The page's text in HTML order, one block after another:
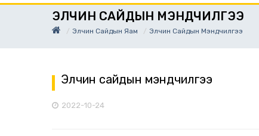
ЭЛЧИН САЙДЫН МЭНДЧИЛГЭЭ
Элчин Сайдын Яам Элчин Сайдын Мэндчилгээ
Элчин сайдын мэндчилгээ
2022-10-24